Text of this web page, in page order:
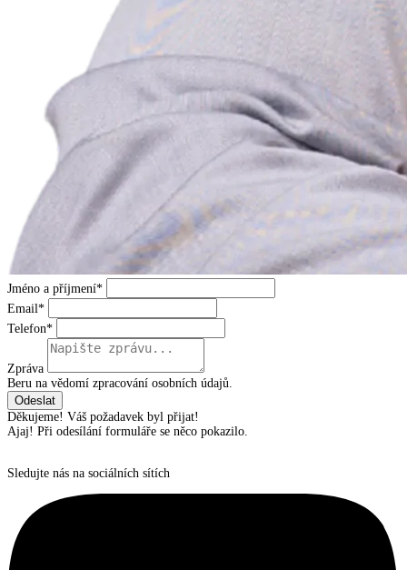
Jméno a příjmení*
Email*
Telefon*
Zpráva
Beru na vědomí zpracování osobních údajů.
Děkujeme! Váš požadavek byl přijat!
Ajaj! Při odesílání formuláře se něco pokazilo.
Sledujte nás na sociálních sítích